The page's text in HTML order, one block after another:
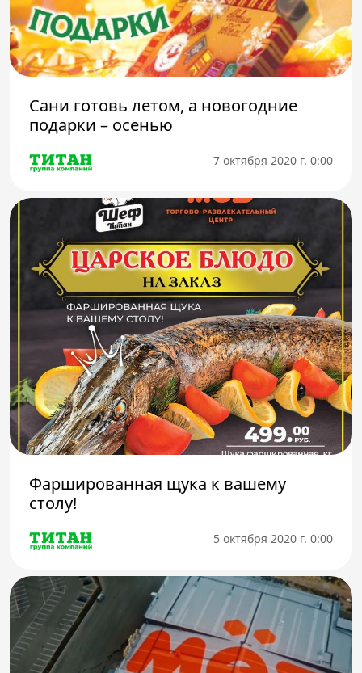
Сани готовь летом, а новогодние
подарки – осенью
7 октября 2020 г. 0:00
Фаршированная щука к вашему
столу!
5 октября 2020 г. 0:00